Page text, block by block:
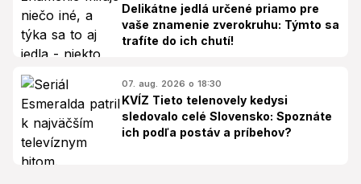
Delikátne jedlá určené priamo pre
vaše znamenie zverokruhu: Týmto sa
trafíte do ich chutí!
07. aug. 2026 o 18:30
KVÍZ Tieto telenovely kedysi
sledovalo celé Slovensko: Spoznáte
ich podľa postáv a príbehov?